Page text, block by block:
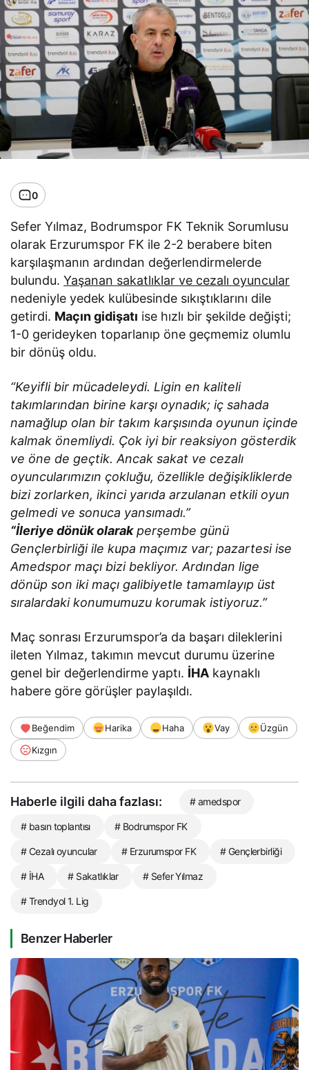
0
Sefer Yılmaz, Bodrumspor FK Teknik Sorumlusu
olarak Erzurumspor FK ile 2-2 berabere biten
karşılaşmanın ardından değerlendirmelerde
bulundu.Yaşanan sakatlıklar ve cezalı oyuncular
nedeniyle yedek kulübesinde sıkıştıklarını dile
getirdi. Maçın gidişatı ise hızlı bir şekilde değişti;
1-0 gerideyken toparlanıp öne geçmemiz olumlu
bir dönüş oldu.
“Keyifli bir mücadeleydi. Ligin en kaliteli
takımlarından birine karşı oynadık; iç sahada
namağlup olan bir takım karşısında oyunun içinde
kalmak önemliydi. Çok iyi bir reaksiyon gösterdik
ve öne de geçtik. Ancak sakat ve cezalı
oyuncularımızın çokluğu, özellikle değişikliklerde
bizi zorlarken, ikinci yarıda arzulanan etkili oyun
gelmedi ve sonuca yansımadı.”
“İleriye dönük olarakperşembe günü
Gençlerbirliği ile kupa maçımız var; pazartesi ise
Amedspor maçı bizi bekliyor. Ardından lige
dönüp son iki maçı galibiyetle tamamlayıp üst
sıralardaki konumumuzu korumak istiyoruz.”
Maç sonrası Erzurumspor’a da başarı dileklerini
ileten Yılmaz, takımın mevcut durumu üzerine
genel bir değerlendirme yaptı. İHA kaynaklı
habere göre görüşler paylaşıldı.
Beğendim Harika Haha Vay
Üzgün
Kızgın
Haberle ilgili daha fazlası: # amedspor
# basın toplantısı # Bodrumspor FK
# Cezalı oyuncular # Erzurumspor FK # Gençlerbirliği
# İHA # Sakatlıklar # Sefer Yılmaz
# Trendyol 1. Lig
Benzer Haberler